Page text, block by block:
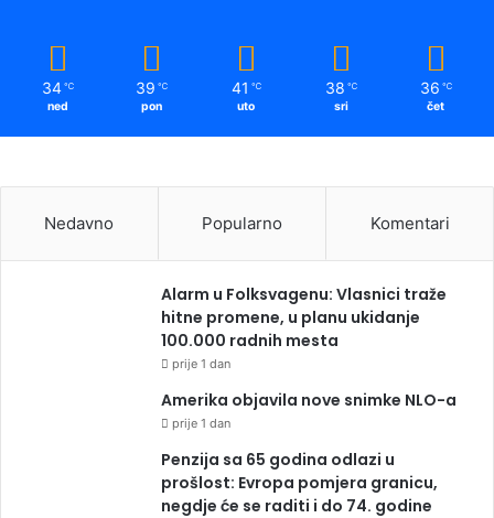
34 ℃
ned
39 ℃
pon
41 ℃
uto
38 ℃
sri
36 ℃
čet
Nedavno Popularno Komentari
Alarm u Folksvagenu: Vlasnici traže
hitne promene, u planu ukidanje
100.000 radnih mesta
prije 1 dan
Amerika objavila nove snimke NLO-a
prije 1 dan
Penzija sa 65 godina odlazi u
prošlost: Evropa pomjera granicu,
negdje će se raditi i do 74. godine